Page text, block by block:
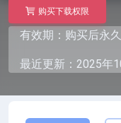
购买下载权限
有效期：购买后永
最近更新：2025年